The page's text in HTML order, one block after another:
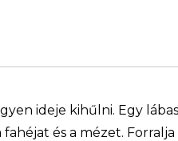
ideje kihűlni. Egy
és a mézet.